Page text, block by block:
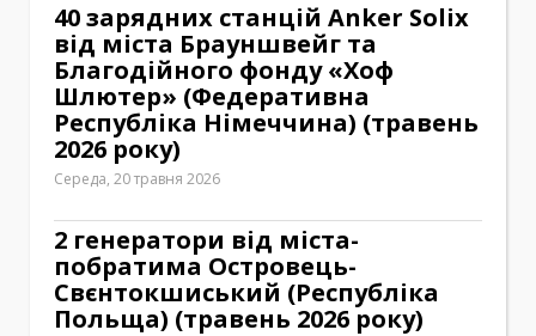
40 зарядних станцій Anker Solix
від міста Брауншвейг та
Благодійного фонду «Хоф
Шлютер» (Федеративна
Республіка Німеччина) (травень
2026 року)
Середа, 20 травня 2026
2 генератори від міста-
побратима Островець-
Свєнтокшиський (Республіка
Польща) (травень 2026 року)